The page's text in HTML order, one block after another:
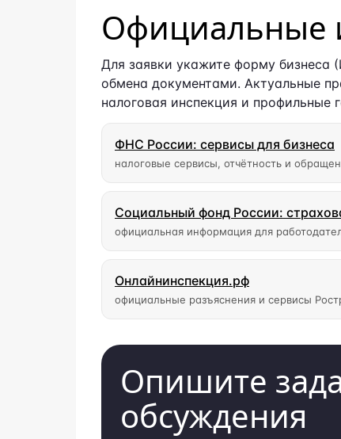
Официальные
Для заявки укажите форму
обмена документами. Актуальные
налоговая инспекция и профильные
ФНС России: сервисы для бизнеса
налоговые сервисы, отчётность и
Социальный фонд России:
официальная информация для
Онлайнинспекция.рф
официальные разъяснения и сервисы
Опишите
обсуждения